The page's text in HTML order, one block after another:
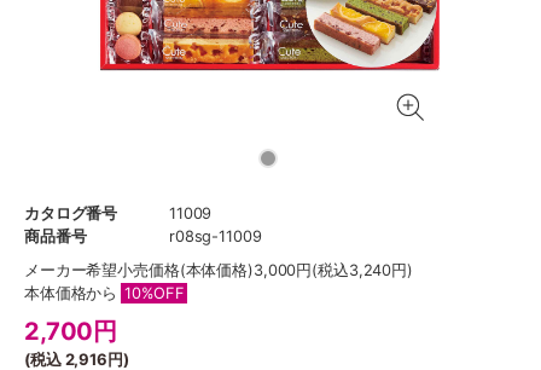
カタログ番号
11009
商品番号
r08sg-11009
メーカー希望小売価格(本体価格)3,000円(税込3,240円)
本体価格から 10%OFF
2,700 円
(税込2,916円)